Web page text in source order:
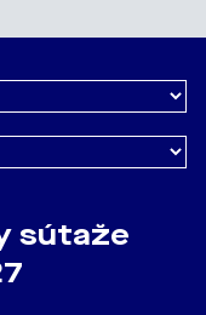
sútaže